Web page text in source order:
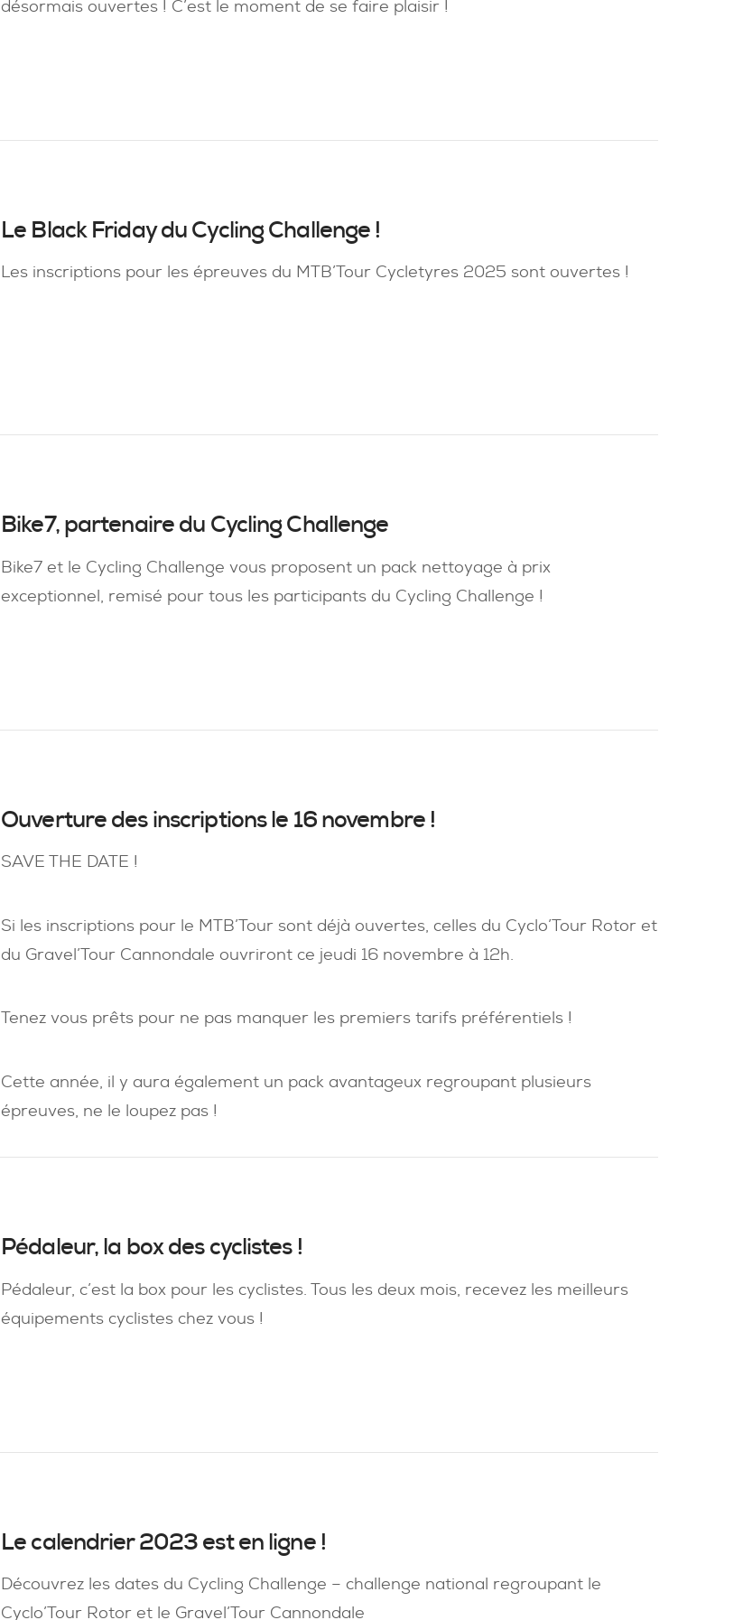
désormais ouvertes ! C’est le moment de se faire plaisir !
Le Black Friday du Cycling Challenge !
Les inscriptions pour les épreuves du MTB’Tour Cycletyres 2025 sont ouvertes !
Bike7, partenaire du Cycling Challenge
Bike7 et le Cycling Challenge vous proposent un pack nettoyage à prix
exceptionnel, remisé pour tous les participants du Cycling Challenge !
Ouverture des inscriptions le 16 novembre !
SAVE THE DATE !
Si les inscriptions pour le MTB’Tour sont déjà ouvertes, celles du Cyclo’Tour Rotor et
du Gravel’Tour Cannondale ouvriront ce jeudi 16 novembre à 12h.
Tenez vous prêts pour ne pas manquer les premiers tarifs préférentiels !
Cette année, il y aura également un pack avantageux regroupant plusieurs
épreuves, ne le loupez pas !
Pédaleur, la box des cyclistes !
Pédaleur, c’est la box pour les cyclistes. Tous les deux mois, recevez les meilleurs
équipements cyclistes chez vous !
Le calendrier 2023 est en ligne !
Découvrez les dates du Cycling Challenge – challenge national regroupant le
Cyclo’Tour Rotor et le Gravel’Tour Cannondale